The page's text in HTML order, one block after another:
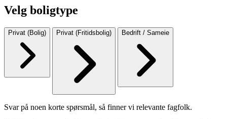
Velg boligtype
Privat (Bolig) Privat (Fritidsbolig) Bedrift / Sameie
Svar på noen korte spørsmål, så finner vi relevante fagfolk.